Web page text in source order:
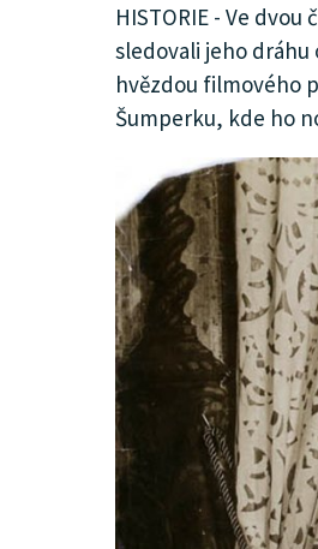
KULTURA
SPOLEČNOST
MENU
INZERCE
ARCHIV
KATALOG FIREM
HISTORIE - Ve
sledovali jeho dráhu
hvězdou filmového
Šumperku, kde ho